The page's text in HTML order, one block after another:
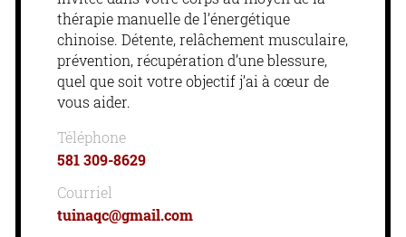
thérapie manuelle de l’énergétique
chinoise. Détente, relâchement musculaire,
prévention, récupération d’une blessure,
quel que soit votre objectif j’ai à cœur de
vous aider.
Téléphone
581 309-8629
Courriel
tuinaqc@gmail.com